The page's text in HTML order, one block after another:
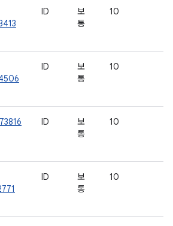
ID
보
통
10
ID
보
통
10
ID
보
통
10
ID
보
통
10